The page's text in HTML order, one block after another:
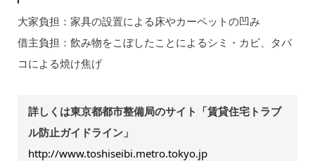
大家負担：家具の設置による床やカーペットの凹み
借主負担：飲み物をこぼしたことによるシミ・カビ、タバ
コによる焼け焦げ
詳しくは東京都都市整備局のサイト「賃貸住宅トラブ
ル防止ガイドライン」
http://www.toshiseibi.metro.tokyo.jp